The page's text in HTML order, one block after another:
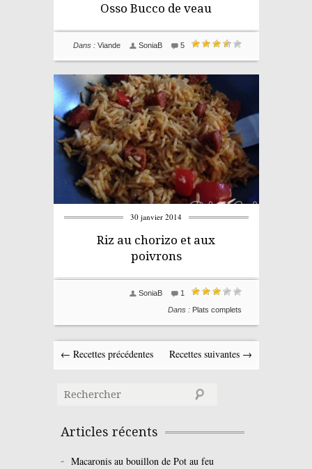
Osso Bucco de veau
5
SoniaB
Dans : Viande
30 janvier 2014
Riz au chorizo et aux
poivrons
1
SoniaB
Dans : Plats complets
← Recettes précédentes Recettes suivantes →
Articles récents
Macaronis au bouillon de Pot au feu